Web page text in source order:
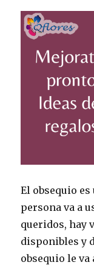
El obsequio es
persona va a
queridos, hay
disponibles y
obsequio le va